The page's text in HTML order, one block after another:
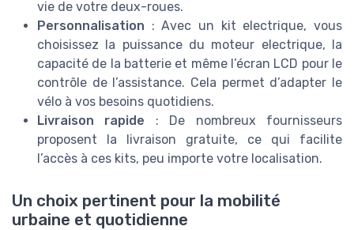
vie de votre deux-roues.
Personnalisation : Avec un kit electrique, vous
choisissez la puissance du moteur electrique, la
capacité de la batterie et même l’écran LCD pour le
contrôle de l’assistance. Cela permet d’adapter le
vélo à vos besoins quotidiens.
Livraison rapide : De nombreux fournisseurs
proposent la livraison gratuite, ce qui facilite
l’accès à ces kits, peu importe votre localisation.
Un choix pertinent pour la mobilité
urbaine et quotidienne